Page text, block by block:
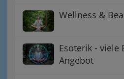
Wellness &
Esoterik - viele
Angebot